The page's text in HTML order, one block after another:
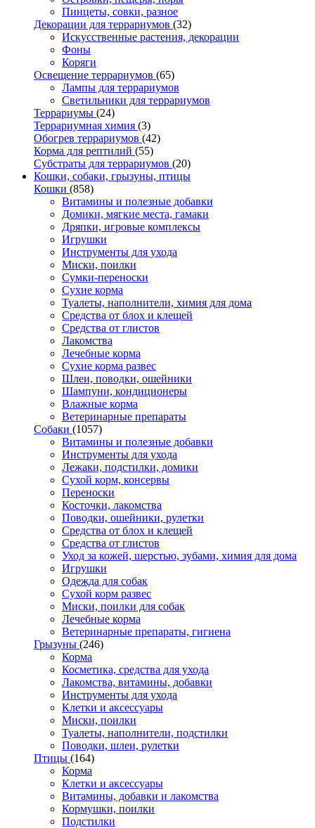
Пинцеты, совки, разное
Декорации для террариумов (32)
Искусственные растения, декорации
Фоны
Коряги
Освещение террариумов (65)
Лампы для террариумов
Светильники для террариумов
Террариумы (24)
Террариумная химия (3)
Обогрев террариумов (42)
Корма для рептилий (55)
Субстраты для террариумов (20)
Кошки, собаки, грызуны, птицы
Кошки (858)
Витамины и полезные добавки
Домики, мягкие места, гамаки
Дряпки, игровые комплексы
Игрушки
Инструменты для ухода
Миски, поилки
Сумки-переноски
Сухие корма
Туалеты, наполнители, химия для дома
Средства от блох и клещей
Средства от глистов
Лакомства
Лечебные корма
Сухие корма развес
Шлеи, поводки, ошейники
Шампуни, кондиционеры
Влажные корма
Ветеринарные препараты
Собаки (1057)
Витамины и полезные добавки
Инструменты для ухода
Лежаки, подстилки, домики
Сухой корм, консервы
Переноски
Косточки, лакомства
Поводки, ошейники, рулетки
Средства от блох и клещей
Средства от глистов
Уход за кожей, шерстью, зубами, химия для дома
Игрушки
Одежда для собак
Сухой корм развес
Миски, поилки для собак
Лечебные корма
Ветеринарные препараты, гигиена
Грызуны (246)
Корма
Косметика, средства для ухода
Лакомства, витамины, добавки
Инструменты для ухода
Клетки и аксессуары
Миски, поилки
Туалеты, наполнители, подстилки
Поводки, шлеи, рулетки
Птицы (164)
Корма
Клетки и аксессуары
Витамины, добавки и лакомства
Кормушки, поилки
Подстилки